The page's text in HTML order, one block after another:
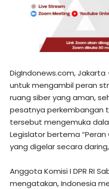
DigIndonews.com,
untuk mengambil peran
ruang siber yang aman,
pesatnya perkembangan
tersebut mengemuka
Legislator bertema “Peran
yang digelar secara
Anggota Komisi I DPR RI
mengatakan, Indonesia